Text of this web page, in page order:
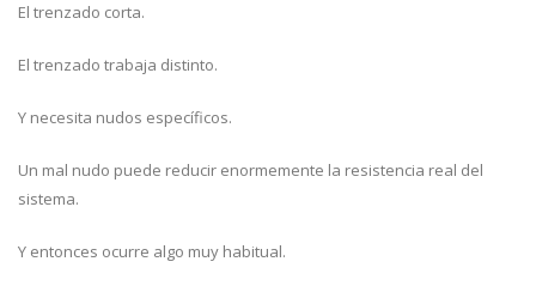
El trenzado corta.
El trenzado trabaja distinto.
Y necesita nudos específicos.
Un mal nudo puede reducir enormemente la resistencia real del
sistema.
Y entonces ocurre algo muy habitual.